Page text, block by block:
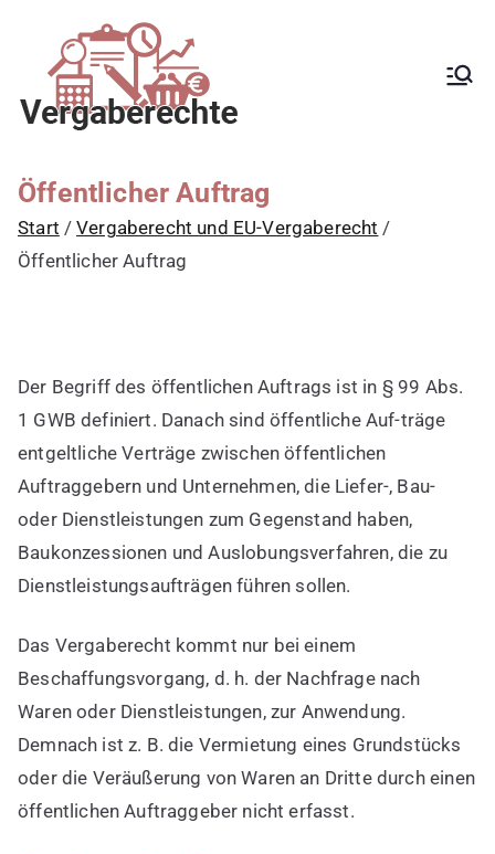
springen
Auftraggeber,
Vergabestellen
sowie Bewerber
Schwellenwerte, Konzessionen,
Zuwendungen, GWB, VgV, UGVO,
VoB/A, Rüge,
Öffentlicher Auftrag
Start
Vergaberecht und EU-Vergaberecht
Öffentlicher Auftrag
Der Begriff des öffentlichen Auftrags ist in § 99 Abs.
1 GWB definiert. Danach sind öffentliche Auf-träge
entgeltliche Verträge zwischen öffentlichen
Auftraggebern und Unternehmen, die Liefer-, Bau-
oder Dienstleistungen zum Gegenstand haben,
Baukonzessionen und Auslobungsverfahren, die zu
Dienstleistungsaufträgen führen sollen.
Das Vergaberecht kommt nur bei einem
Beschaffungsvorgang, d. h. der Nachfrage nach
Waren oder Dienstleistungen, zur Anwendung.
Demnach ist z. B. die Vermietung eines Grundstücks
oder die Veräußerung von Waren an Dritte durch einen
öffentlichen Auftraggeber nicht erfasst.